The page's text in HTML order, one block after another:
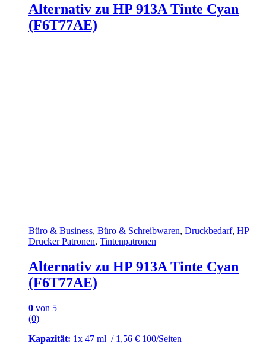
Alternativ zu HP 913A Tinte Cyan
(F6T77AE)
Büro & Business, Büro & Schreibwaren, Druckbedarf, HP
Drucker Patronen, Tintenpatronen
Alternativ zu HP 913A Tinte Cyan
(F6T77AE)
0 von 5
(0)
Kapazität: 1x 47 ml / 1,56 € 100/Seiten